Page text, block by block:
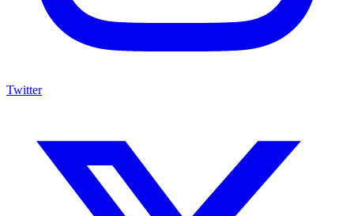
Twitter